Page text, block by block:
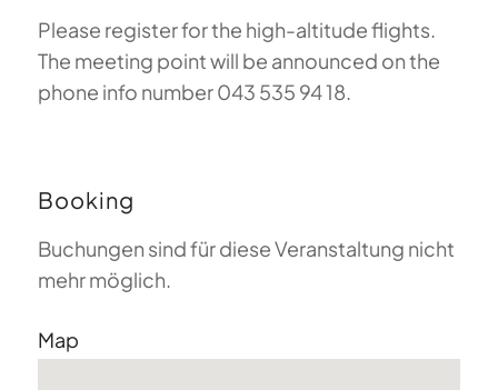
Please register for the high-altitude flights.
The meeting point will be announced on the
phone info number 043 535 94 18.
Booking
Buchungen sind für diese Veranstaltung nicht
mehr möglich.
Map